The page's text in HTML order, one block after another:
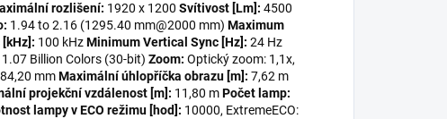
rozlišení: 1920 x 1200 Svítivost [Lm]: 4500
1.94 to 2.16 (1295.40 mm@2000 mm) Maximum
100 kHzMinimum Vertical Sync [Hz]: 24 Hz
1.07 Billion Colors (30-bit) Zoom: Optický zoom: 1,1x,
mmMaximální úhlopříčka obrazu [m]: 7,62 m
projekční vzdálenost [m]: 11,80 mPočet lamp:
lampy v ECO režimu [hod]: 10000, ExtremeECO: